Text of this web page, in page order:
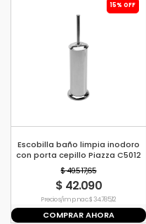
15% OFF
Escobilla baño limpia inodoro
con porta cepillo Piazza C5012
$ 49.517,65
$ 42.090
Precio s/imp. nac. $ 34.785,12
COMPRAR AHORA